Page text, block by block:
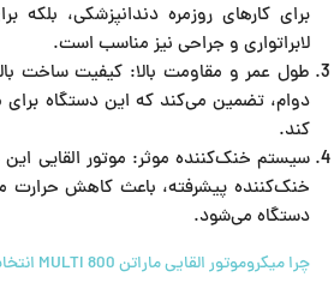
برای کارهای روزمره دندانپزشکی، بلکه
لابراتواری و جراحی نیز مناسب است.
طول عمر و مقاومت بالا: کیفیت ساخت
دوام، تضمین می‌کند که این دستگاه
کند.
سیستم خنک‌کننده موثر: موتور القایی
خنک‌کننده پیشرفته، باعث کاهش حرارت
دستگاه می‌شود.
چرا میکروموتور القایی ماراتن MULTI 800 انتخاب بهتری است؟